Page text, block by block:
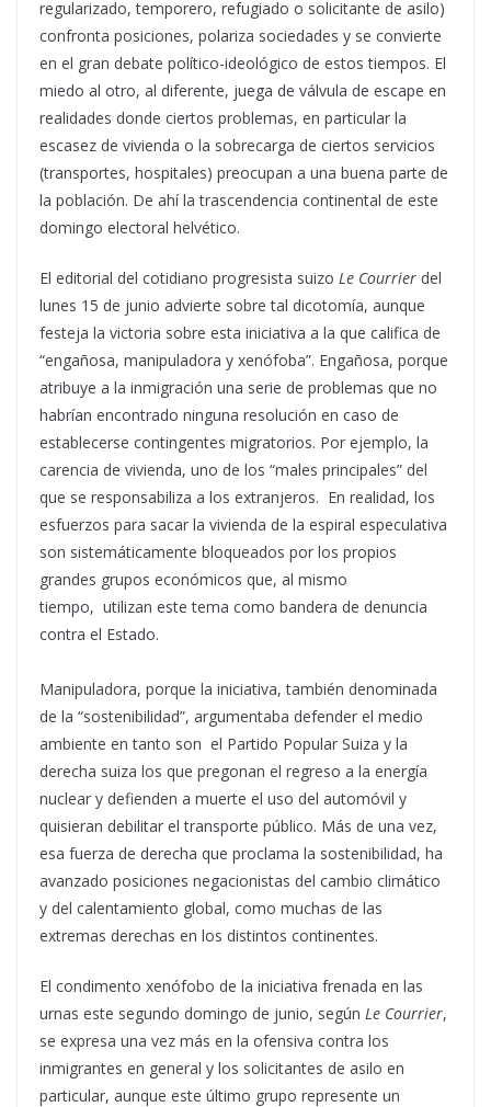
regularizado, temporero, refugiado o solicitante de asilo)
confronta posiciones, polariza sociedades y se convierte
en el gran debate político-ideológico de estos tiempos. El
miedo al otro, al diferente, juega de válvula de escape en
realidades donde ciertos problemas, en particular la
escasez de vivienda o la sobrecarga de ciertos servicios
(transportes, hospitales) preocupan a una buena parte de
la población. De ahí la trascendencia continental de este
domingo electoral helvético.
El editorial del cotidiano progresista suizo Le Courrier del
lunes 15 de junio advierte sobre tal dicotomía, aunque
festeja la victoria sobre esta iniciativa a la que califica de
“engañosa, manipuladora y xenófoba”. Engañosa, porque
atribuye a la inmigración una serie de problemas que no
habrían encontrado ninguna resolución en caso de
establecerse contingentes migratorios. Por ejemplo, la
carencia de vivienda, uno de los “males principales” del
que se responsabiliza a los extranjeros. En realidad, los
esfuerzos para sacar la vivienda de la espiral especulativa
son sistemáticamente bloqueados por los propios
grandes grupos económicos que, al mismo
tiempo, utilizan este tema como bandera de denuncia
contra el Estado.
Manipuladora, porque la iniciativa, también denominada
de la “sostenibilidad”, argumentaba defender el medio
ambiente en tanto son el Partido Popular Suiza y la
derecha suiza los que pregonan el regreso a la energía
nuclear y defienden a muerte el uso del automóvil y
quisieran debilitar el transporte público. Más de una vez,
esa fuerza de derecha que proclama la sostenibilidad, ha
avanzado posiciones negacionistas del cambio climático
y del calentamiento global, como muchas de las
extremas derechas en los distintos continentes.
El condimento xenófobo de la iniciativa frenada en las
urnas este segundo domingo de junio, según Le Courrier,
se expresa una vez más en la ofensiva contra los
inmigrantes en general y los solicitantes de asilo en
particular, aunque este último grupo represente un